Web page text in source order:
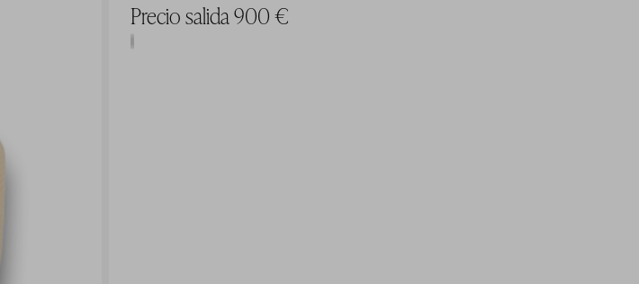
Precio salida 900 €